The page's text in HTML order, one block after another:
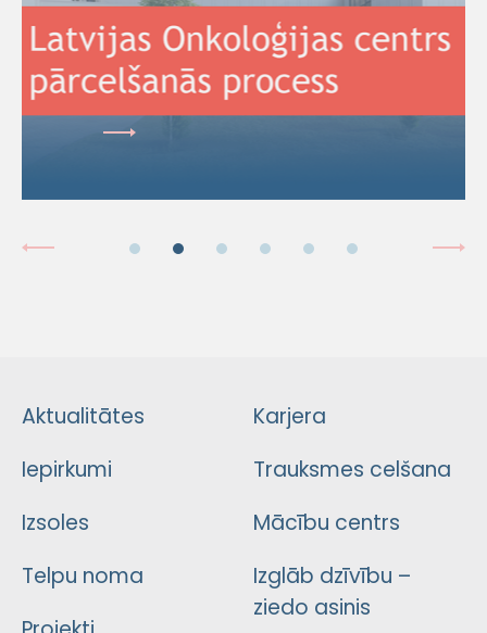
Aktualitātes
Iepirkumi
Izsoles
Telpu noma
Karjera
Trauksmes celšana
Mācību centrs
Izglāb dzīvību –
ziedo asinis